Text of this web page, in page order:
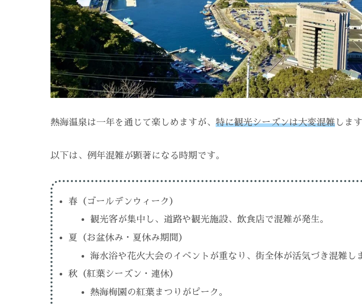
熱海温泉は一年を通じて楽しめますが、 特に観光シーズンは大変混雑 します
以下は、例年混雑が顕著になる時期です。
春（ゴールデンウィーク）
観光客が集中し、道路や観光施設、飲食店で混雑が発生。
夏（お盆休み・夏休み期間）
海水浴や花火大会のイベントが重なり、街全体が活気づき混雑し
秋（紅葉シーズン・連休）
熱海梅園の紅葉まつりがピーク。